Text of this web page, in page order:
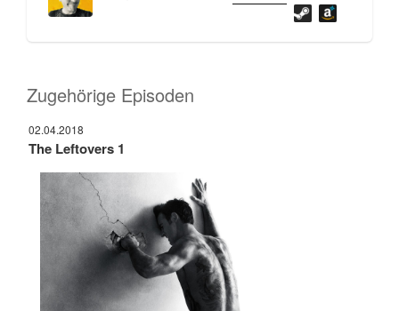
Zugehörige Episoden
02.04.2018
The Leftovers 1